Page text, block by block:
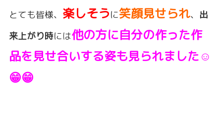
とても皆様、 楽しそうに笑顔見せられ、 出
来上がり時には他の方に自分の作った作
品を見せ合いする姿も見られました☺️
😁😁